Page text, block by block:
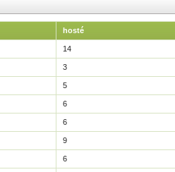
hosté
14
3
5
6
6
9
6